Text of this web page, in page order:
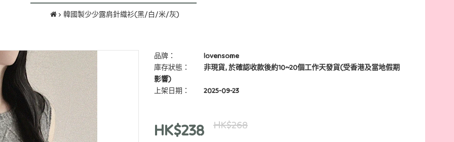
韓國製少少露肩針織衫(黑/白/米/灰)
品牌：
lovensome
庫存狀態：
非現貨, 於確認收款後約10~20個工作天發貨(受香港及當地假期
影響)
上架日期：
2025-09-23
HK$238 HK$268